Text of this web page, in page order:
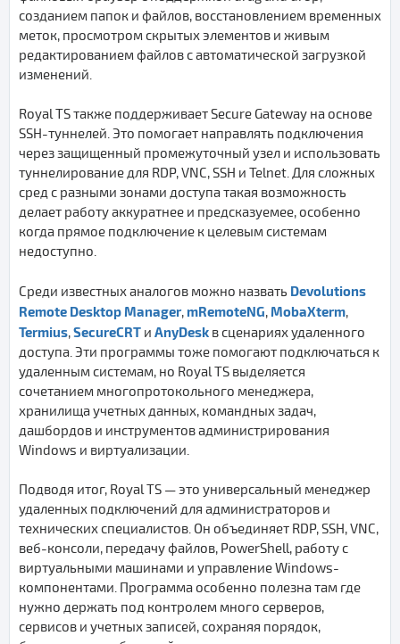
созданием папок и файлов, восстановлением временных
меток, просмотром скрытых элементов и живым
редактированием файлов с автоматической загрузкой
изменений.
Royal TS также поддерживает Secure Gateway на основе
SSH-туннелей. Это помогает направлять подключения
через защищенный промежуточный узел и использовать
туннелирование для RDP, VNC, SSH и Telnet. Для сложных
сред с разными зонами доступа такая возможность
делает работу аккуратнее и предсказуемее, особенно
когда прямое подключение к целевым системам
недоступно.
Среди известных аналогов можно назвать Devolutions
Remote Desktop Manager, mRemoteNG, MobaXterm,
Termius,SecureCRT и AnyDesk в сценариях удаленного
доступа. Эти программы тоже помогают подключаться к
удаленным системам, но Royal TS выделяется
сочетанием многопротокольного менеджера,
хранилища учетных данных, командных задач,
дашбордов и инструментов администрирования
Windows и виртуализации.
Подводя итог, Royal TS — это универсальный менеджер
удаленных подключений для администраторов и
технических специалистов. Он объединяет RDP, SSH, VNC,
веб-консоли, передачу файлов, PowerShell, работу с
виртуальными машинами и управление Windows-
компонентами. Программа особенно полезна там где
нужно держать под контролем много серверов,
сервисов и учетных записей, сохраняя порядок,